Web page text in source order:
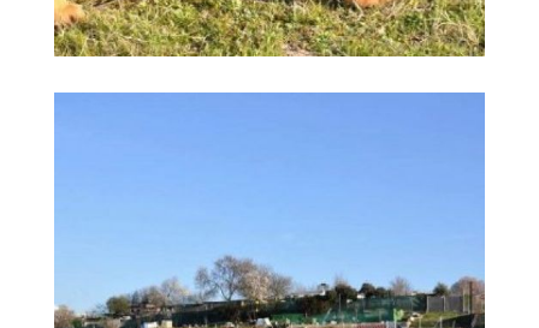
Madrid guarderías
Ampliar